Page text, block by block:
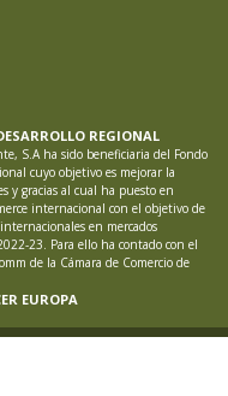
REGIONAL
S.A ha sido beneficiaria del Fondo
cuyo objetivo es mejorar la
y gracias al cual ha puesto en
internacional con el objetivo de
en mercados
23. Para ello ha contado con el
de la Cámara de Comercio de
EUROPA